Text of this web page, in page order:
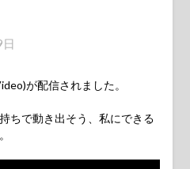
が配信されました。
ちで動き出そう、私にできる